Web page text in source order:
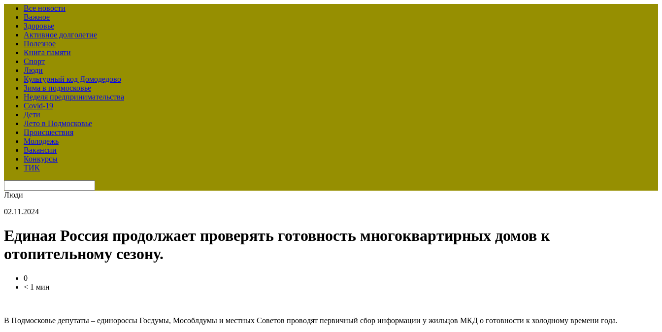
Все новости
Важное
Здоровье
Активное долголетие
Полезное
Книга памяти
Спорт
Люди
Культурный код Домодедово
Зима в подмосковье
Неделя предпринимательства
Covid-19
Дети
Лето в Подмосковье
Происшествия
Молодежь
Вакансии
Конкурсы
ТИК
Люди
02.11.2024
Единая Россия продолжает проверять готовность многоквартирных домов к
отопительному сезону.
0
< 1 мин
В Подмосковье депутаты – единороссы Госдумы, Мособлдумы и местных Советов проводят первичный сбор информации у жильцов МКД о готовности к холодному времени года.